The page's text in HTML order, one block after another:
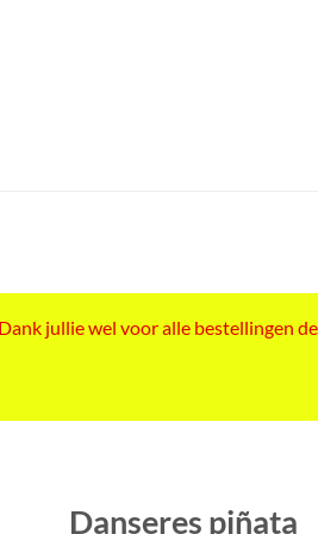
jullie wel voor alle bestellingen
Danseres piñata